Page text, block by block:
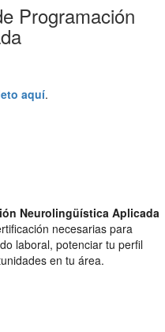
Programación
aquí.
Neurolingüística Aplicada
necesarias para
laboral, potenciar tu perfil
en tu área.